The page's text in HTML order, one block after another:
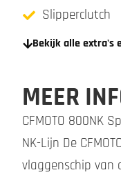
Slipperclutch
Bekijk alle extra's
MEER
CFMOTO 800NK
NK-Lijn De
vlaggenschip van